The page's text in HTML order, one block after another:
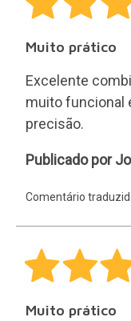
Muito prático
Excelente
muito funcional
precisão.
Jordi
Publicado por
Comentário
Muito prático